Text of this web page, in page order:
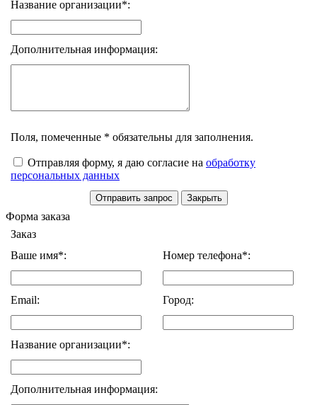
Название организации*:
Дополнительная информация:
Поля, помеченные * обязательны для заполнения.
Отправляя форму, я даю согласие на обработку
персональных данных
Форма заказа
Заказ
Ваше имя*:
Номер телефона*:
Email: Город:
Название организации*:
Дополнительная информация: